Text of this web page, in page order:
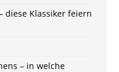
diese Klassiker feiern
– in welche